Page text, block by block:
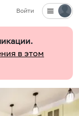
Войти
в этом